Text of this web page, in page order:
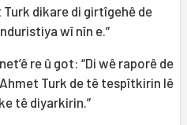
dikare di girtîgehê de
wî nîn e.”
re û got: “Di wê raporê de
Turk de tê tespîtkirin lê
tê diyarkirin.”